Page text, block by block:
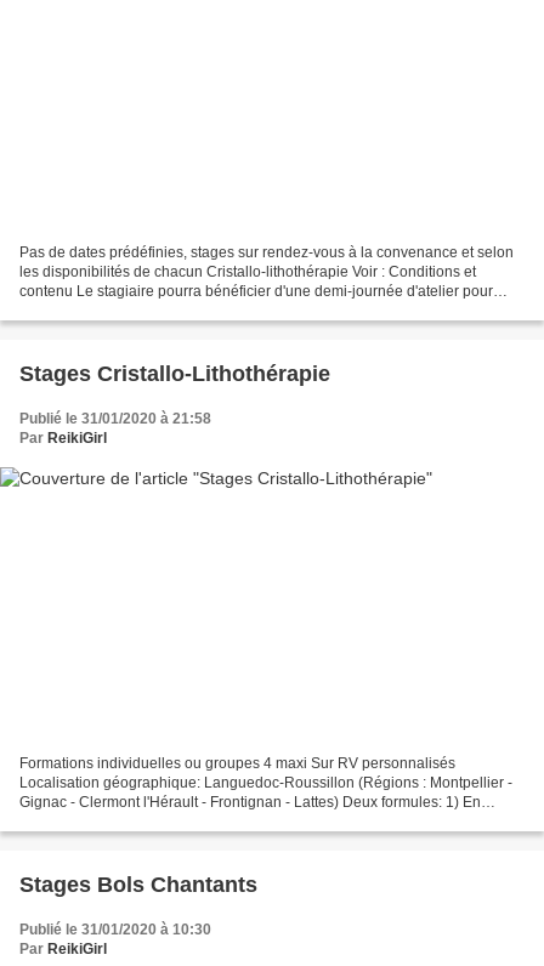
Pas de dates prédéfinies, stages sur rendez-vous à la convenance et selon
les disponibilités de chacun Cristallo-lithothérapie Voir : Conditions et
contenu Le stagiaire pourra bénéficier d'une demi-journée d'atelier pour
Stages Cristallo-Lithothérapie
Publié le 31/01/2020 à 21:58
Par ReikiGirl
Formations individuelles ou groupes 4 maxi Sur RV personnalisés
Localisation géographique: Languedoc-Roussillon (Régions : Montpellier -
Gignac - Clermont l'Hérault - Frontignan - Lattes) Deux formules: 1) En
Stages Bols Chantants
Publié le 31/01/2020 à 10:30
Par ReikiGirl